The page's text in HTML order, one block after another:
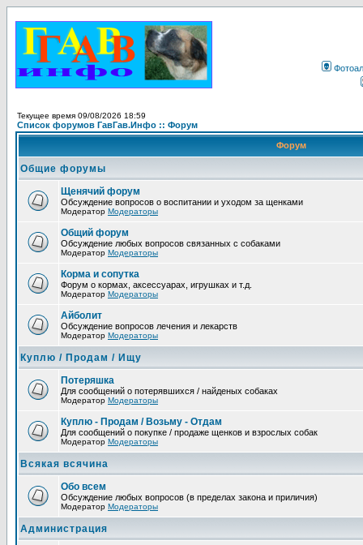
Текущее время 09/08/2026 18:59
Список форумов ГавГав.Инфо :: Форум
Форум
Общие форумы
Щенячий форум
Обсуждение вопросов о воспитании и уходом за щенками
Модератор Модераторы
Общий форум
Обсуждение любых вопросов связанных с собаками
Модератор Модераторы
Корма и сопутка
Форум о кормах, аксессуарах, игрушках и т.д.
Модератор Модераторы
Айболит
Обсуждение вопросов лечения и лекарств
Модератор Модераторы
Куплю / Продам / Ищу
Потеряшка
Для сообщений о потерявшихся / найденых собаках
Модератор Модераторы
Куплю - Продам / Возьму - Отдам
Для сообщений о покупке / продаже щенков и взрослых собак
Модератор Модераторы
Всякая всячина
Обо всем
Обсуждение любых вопросов (в пределах закона и приличия)
Модератор Модераторы
Администрация